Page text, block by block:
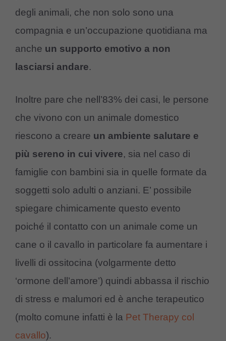
degli animali, che non solo sono una
compagnia e un’occupazione quotidiana ma
anche un supporto emotivo a non
lasciarsi andare.
Inoltre pare che nell’83% dei casi, le persone
che vivono con un animale domestico
riescono a creare un ambiente salutare e
più sereno in cui vivere, sia nel caso di
famiglie con bambini sia in quelle formate da
soggetti solo adulti o anziani. E’ possibile
spiegare chimicamente questo evento
poiché il contatto con un animale come un
cane o il cavallo in particolare fa aumentare i
livelli di ossitocina (volgarmente detto
‘ormone dell’amore’) quindi abbassa il rischio
di stress e malumori ed è anche terapeutico
(molto comune infatti è la Pet Therapy col
cavallo).